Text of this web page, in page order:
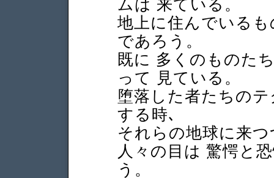
ムは 来ている。
地上に住んでいる
であろう。
既に 多くのものた
って 見ている。
堕落した者たちの
する時､
それらの地球に来
人々の目は 驚愕と
う。